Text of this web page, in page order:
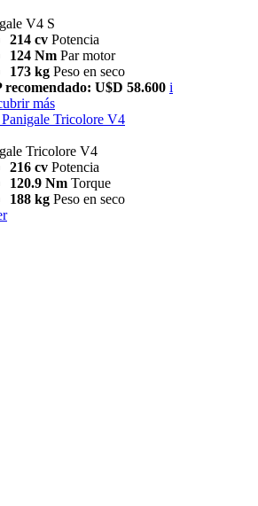
V4 S
214 cv Potencia
124 Nm Par motor
173 kg Peso en seco
recomendado: U$D 58.600 i
más
Panigale Tricolore V4
Tricolore V4
216 cv Potencia
120.9 Nm Torque
188 kg Peso en seco